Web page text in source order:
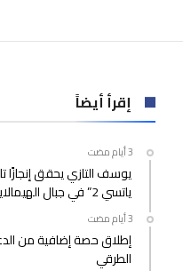
بالبشر..
الحمائية
للضحايا
400
حالة
2025
مغلقة
إقرأ أيضاً
يوسف التازي يحقق إنجازًا
ياتسي 2” في جبال الهيمالايا
إطلاق حصة إضافية من
الطرقي